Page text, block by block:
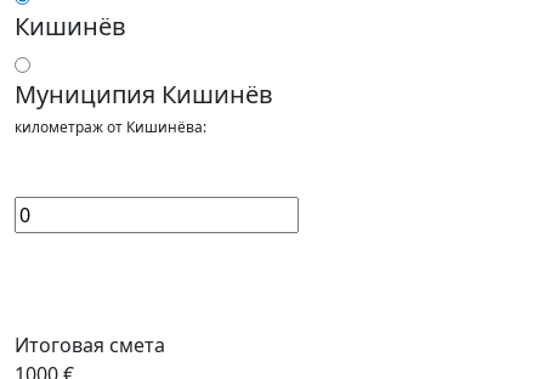
Кишинёв
Муниципия Кишинёв
километраж от Кишинёва:
Итоговая смета